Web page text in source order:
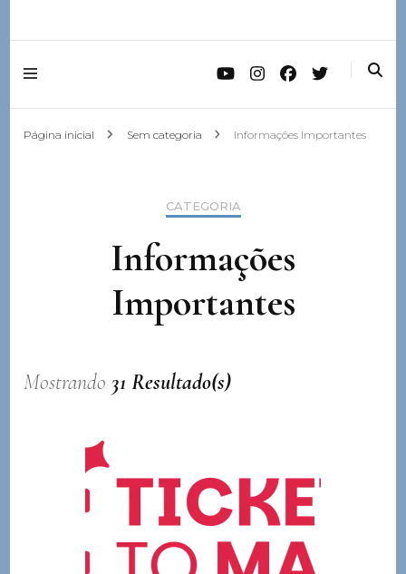
Página inicial Sem categoria Informações Importantes
CATEGORIA
Informações
Importantes
Mostrando 31 Resultado(s)